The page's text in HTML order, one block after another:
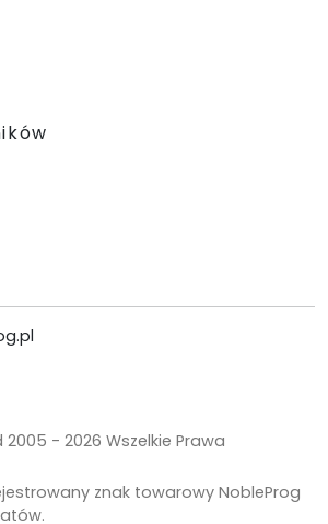
2005 - 2026 Wszelkie Prawa
znak towarowy NobleProg